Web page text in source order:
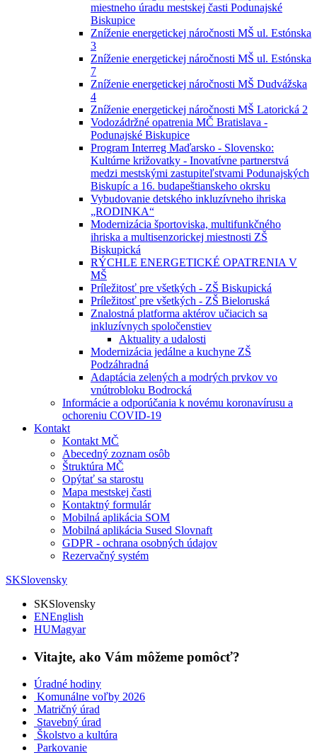
miestneho úradu mestskej časti Podunajské
Biskupice
Zníženie energetickej náročnosti MŠ ul. Estónska
3
Zníženie energetickej náročnosti MŠ ul. Estónska
7
Zníženie energetickej náročnosti MŠ Dudvážska
4
Zníženie energetickej náročnosti MŠ Latorická 2
Vodozádržné opatrenia MČ Bratislava -
Podunajské Biskupice
Program Interreg Maďarsko - Slovensko:
Kultúrne križovatky - Inovatívne partnerstvá
medzi mestskými zastupiteľstvami Podunajských
Biskupíc a 16. budapeštianskeho okrsku
Vybudovanie detského inkluzívneho ihriska
„RODINKA“
Modernizácia športoviska, multifunkčného
ihriska a multisenzorickej miestnosti ZŠ
Biskupická
RÝCHLE ENERGETICKÉ OPATRENIA V
MŠ
Príležitosť pre všetkých - ZŠ Biskupická
Príležitosť pre všetkých - ZŠ Bieloruská
Znalostná platforma aktérov učiacich sa
inkluzívnych spoločenstiev
Aktuality a udalosti
Modernizácia jedálne a kuchyne ZŠ
Podzáhradná
Adaptácia zelených a modrých prvkov vo
vnútrobloku Bodrocká
Informácie a odporúčania k novému koronavírusu a
ochoreniu COVID-19
Kontakt
Kontakt MČ
Abecedný zoznam osôb
Štruktúra MČ
Opýtať sa starostu
Mapa mestskej časti
Kontaktný formulár
Mobilná aplikácia SOM
Mobilná aplikácia Sused Slovnaft
GDPR - ochrana osobných údajov
Rezervačný systém
SKSlovensky
SKSlovensky
ENEnglish
HUMagyar
Vitajte, ako Vám môžeme pomôcť?
Úradné hodiny
Komunálne voľby 2026
Matričný úrad
Stavebný úrad
Školstvo a kultúra
Parkovanie